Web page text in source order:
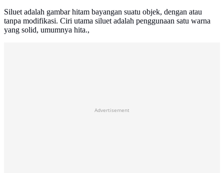
Siluet adalah gambar hitam bayangan suatu objek, dengan atau
tanpa modifikasi. Ciri utama siluet adalah penggunaan satu warna
yang solid, umumnya hita.,
Advertisement